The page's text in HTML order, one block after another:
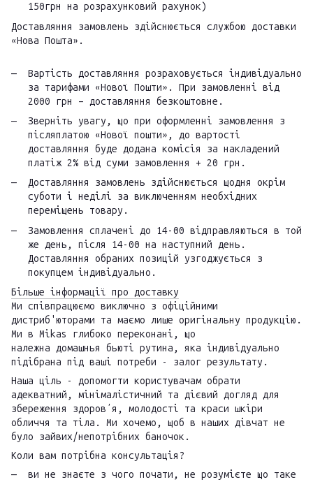
150грн на розрахунковий рахунок)
Доставляння замовлень здійснюється службою доставки
«Нова Пошта».
Вартість доставляння розраховується індивідуально
за тарифами «Нової Пошти». При замовленні від
2000 грн – доставляння безкоштовне.
Зверніть увагу, що при оформленні замовлення з
післяплатою «Нової пошти», до вартості
доставляння буде додана комісія за накладений
платіж 2% від суми замовлення + 20 грн.
Доставляння замовлень здійснюється щодня окрім
суботи і неділі за виключенням необхідних
переміщень товару.
Замовлення сплачені до 14-00 відправляються в той
же день, після 14-00 на наступний день.
Доставляння обраних позицій узгоджується з
покупцем індивідуально.
Більше інформації про доставку
Ми співпрацюємо виключно з офіційними
дистриб'юторами та маємо лише оригінальну продукцію.
Ми в Mikas глибоко переконані, що
належна домашнья бьюті рутина, яка індивідуально
підібрана під ваші потреби - залог результату.
Наша ціль - допомогти користувачам обрати
адекватний, мінімалістичний та дієвий догляд для
збереження здоровʼя, молодості та краси шкіри
обличчя та тіла. Ми хочемо, щоб в наших дівчат не
було зайвих/непотрібних баночок.
Коли вам потрібна консультація?
ви не знаєте з чого почати, не розумієте що таке